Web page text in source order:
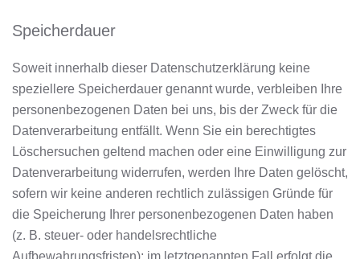
Speicherdauer
Soweit innerhalb dieser Datenschutzerklärung keine
speziellere Speicherdauer genannt wurde, verbleiben Ihre
personenbezogenen Daten bei uns, bis der Zweck für die
Datenverarbeitung entfällt. Wenn Sie ein berechtigtes
Löschersuchen geltend machen oder eine Einwilligung zur
Datenverarbeitung widerrufen, werden Ihre Daten gelöscht,
sofern wir keine anderen rechtlich zulässigen Gründe für
die Speicherung Ihrer personenbezogenen Daten haben
(z. B. steuer- oder handelsrechtliche
Aufbewahrungsfristen); im letztgenannten Fall erfolgt die